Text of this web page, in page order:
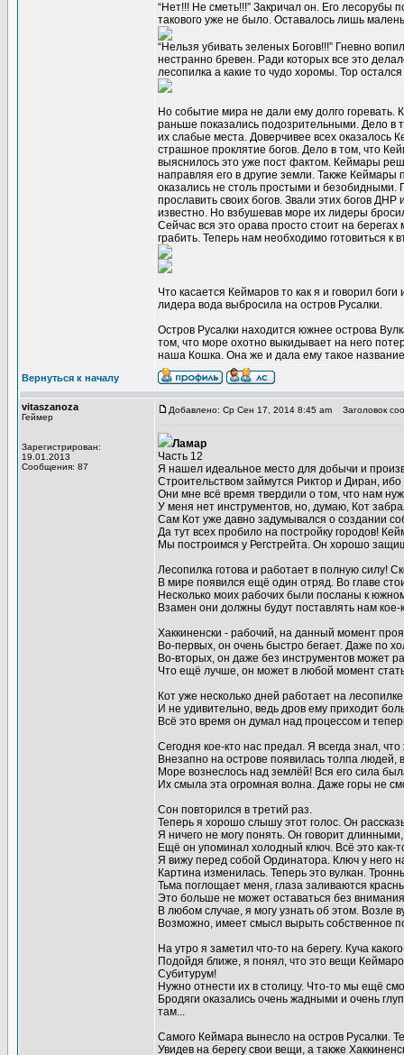
“Нет!!! Не сметь!!!” Закричал он. Его лесорубы
такового уже не было. Оставалось лишь
“Нельзя убивать зеленых Богов!!!” Гневно
нестранно бревен. Ради которых все это
лесопилка а какие то чудо хоромы. Тор
Но событие мира не дали ему долго
раньше показались подозрительными. Дело в
их слабые места. Доверчивее всех оказалось
страшное проклятие богов. Дело в том, что
выяснилось это уже пост фактом. Кеймары
направляя его в другие земли. Также
оказались не столь простыми и
прославить своих богов. Звали этих богов
известно. Но взбушевав море их лидеры
Сейчас вся это орава просто стоит на
грабить. Теперь нам необходимо готовиться
Что касается Кеймаров то как я и говорил
лидера вода выбросила на остров Русалки.
Остров Русалки находится южнее острова
том, что море охотно выкидывает на него
наша Кошка. Она же и дала ему такое
Вернуться к началу
vitaszanoza
Геймер
Зарегистрирован:
19.01.2013
Сообщения: 87
Добавлено: Ср Сен 17, 2014 8:45 am Заголовок
Ламар
Часть 12
Я нашел идеальное место для добычи и
Строительством займутся Риктор и Диран,
Они мне всё время твердили о том, что нам
У меня нет инструментов, но, думаю, Кот
Сам Кот уже давно задумывался о создании
Да тут всех пробило на постройку городов!
Мы построимся у Регстрейта. Он хорошо
Лесопилка готова и работает в полную силу!
В мире появился ещё один отряд. Во главе
Несколько моих рабочих были посланы к
Взамен они должны будут поставлять нам кое-
Хаккиненски - рабочий, на данный момент
Во-первых, он очень быстро бегает. Даже по
Во-вторых, он даже без инструментов может
Что ещё лучше, он может в любой момент
Кот уже несколько дней работает на
И не удивительно, ведь дров ему приходит
Всё это время он думал над процессом и
Сегодня кое-кто нас предал. Я всегда знал,
Внезапно на острове появилась толпа людей,
Море вознеслось над землёй! Вся его сила
Их смыла эта огромная волна. Даже горы не
Сон повторился в третий раз.
Теперь я хорошо слышу этот голос. Он
Я ничего не могу понять. Он говорит
Ещё он упоминал холодный ключ. Всё это как-
Я вижу перед собой Ординатора. Ключ у него
Картина изменилась. Теперь это вулкан.
Тьма поглощает меня, глаза заливаются
Это больше не может оставаться без
В любом случае, я могу узнать об этом. Возле
Возможно, имеет смысл вырыть собственное
На утро я заметил что-то на берегу. Куча
Подойдя ближе, я понял, что это вещи
Субитурум!
Нужно отнести их в столицу. Что-то мы ещё
Бродяги оказались очень жадными и очень
там...
Самого Кеймара вынесло на остров Русалки.
Увидев на берегу свои вещи, а также